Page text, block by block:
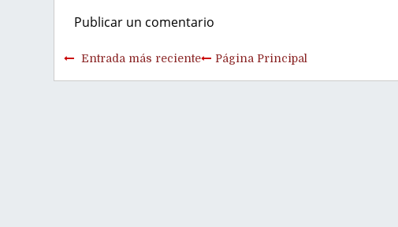
Publicar un comentario
Entrada más reciente Página Principal